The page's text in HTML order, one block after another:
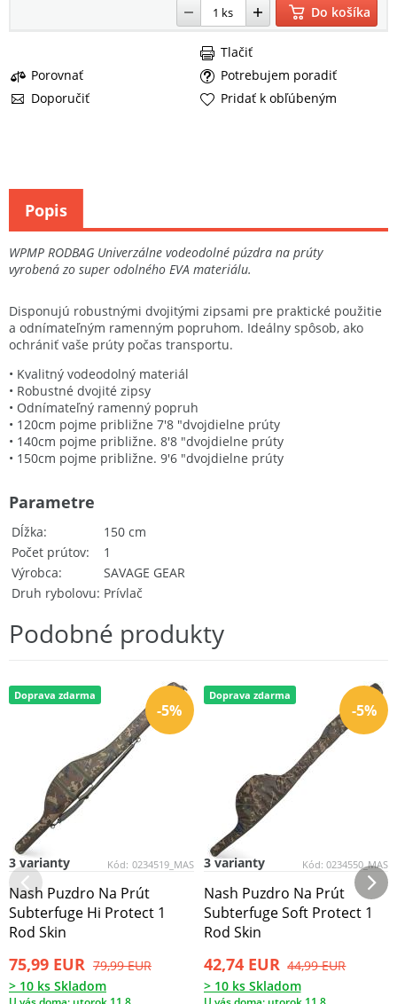
Do košíka
Porovnať
Potrebujem poradiť
Doporučiť
Tlačiť
Pridať k obľúbeným
WPMP RODBAG Univerzálne vodeodolné púzdra na prúty
vyrobená zo super odolného EVA materiálu.
Disponujú robustnými dvojitými zipsami pre praktické použitie
a odnímateľným ramenným popruhom. Ideálny spôsob, ako
ochrániť vaše prúty počas transportu.
• Kvalitný vodeodolný materiál
• Robustné dvojité zipsy
• Odnímateľný ramenný popruh
• 120cm pojme približne 7'8 "dvojdielne prúty
• 140cm pojme približne. 8'8 "dvojdielne prúty
• 150cm pojme približne. 9'6 "dvojdielne prúty
Dĺžka
150 cm
Počet prútov
1
Výrobca
SAVAGE GEAR
Druh rybolovu Prívlač
Parametre
Popis
Podobné produkty
-5%
Doprava zdarma
Kód: 0234519_MAS
3 varianty
Nash Puzdro Na Prút
Subterfuge Hi Protect 1
Rod Skin
75,99 EUR 79,99 EUR
> 10 ks Skladom
-5%
Doprava zdarma
Kód: 0234550_MAS
3 varianty
Nash Puzdro Na Prút
Subterfuge Soft Protect 1
Rod Skin
42,74 EUR 44,99 EUR
> 10 ks Skladom